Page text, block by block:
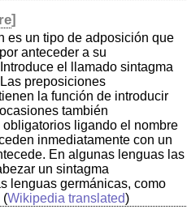
]
es un tipo de adposición que
anteceder a su
el llamado sintagma
preposiciones
la función de introducir
también
ligando el nombre
inmediatamente con un
En algunas lenguas las
un sintagma
lenguas germánicas, como
(Wikipedia translated)